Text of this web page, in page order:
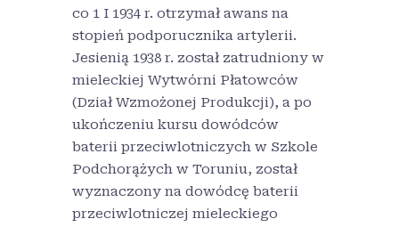
co 1 I 1934 r. otrzymał awans na
stopień podporucznika artylerii.
Jesienią 1938 r. został zatrudniony w
mieleckiej Wytwórni Płatowców
(Dział Wzmożonej Produkcji), a po
ukończeniu kursu dowódców
baterii przeciwlotniczych w Szkole
Podchorążych w Toruniu, został
wyznaczony na dowódcę baterii
przeciwlotniczej mieleckiego